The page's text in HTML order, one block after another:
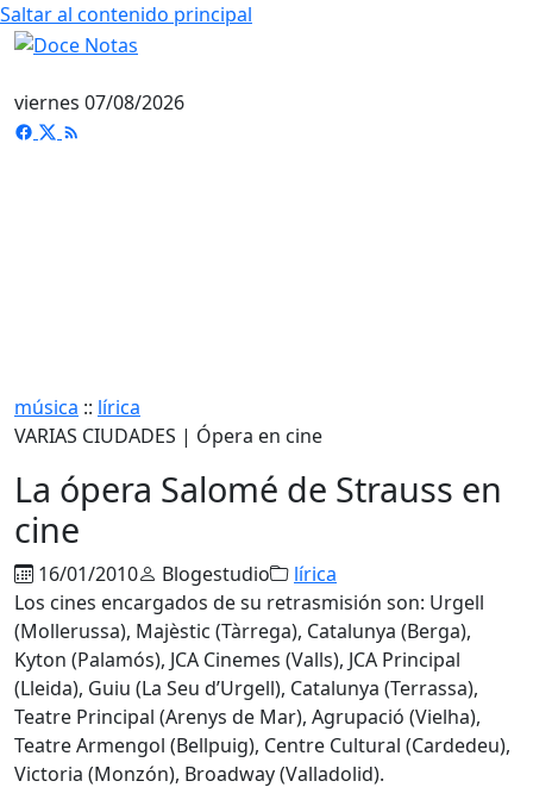
Saltar al contenido principal
viernes 07/08/2026
música :: lírica
VARIAS CIUDADES | Ópera en cine
La ópera Salomé de Strauss en
cine
16/01/2010 Blogestudio
lírica
Los cines encargados de su retrasmisión son: Urgell
(Mollerussa), Majèstic (Tàrrega), Catalunya (Berga),
Kyton (Palamós), JCA Cinemes (Valls), JCA Principal
(Lleida), Guiu (La Seu d’Urgell), Catalunya (Terrassa),
Teatre Principal (Arenys de Mar), Agrupació (Vielha),
Teatre Armengol (Bellpuig), Centre Cultural (Cardedeu),
Victoria (Monzón), Broadway (Valladolid).